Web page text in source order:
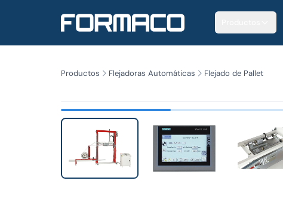
Productos Flejadoras Automáticas Flejado de Pallet